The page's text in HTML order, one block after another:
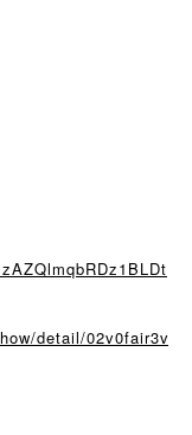
detail/02v0fair3v